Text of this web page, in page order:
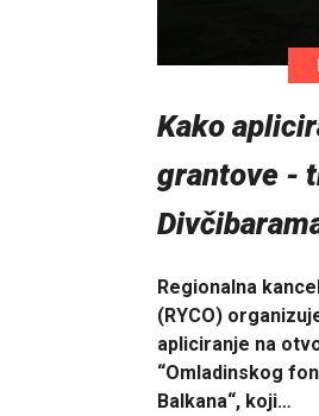
Kako
grantove -
Regionalna
(RYCO)
apliciranje na
“Omladinskog
Balkana“, koji…